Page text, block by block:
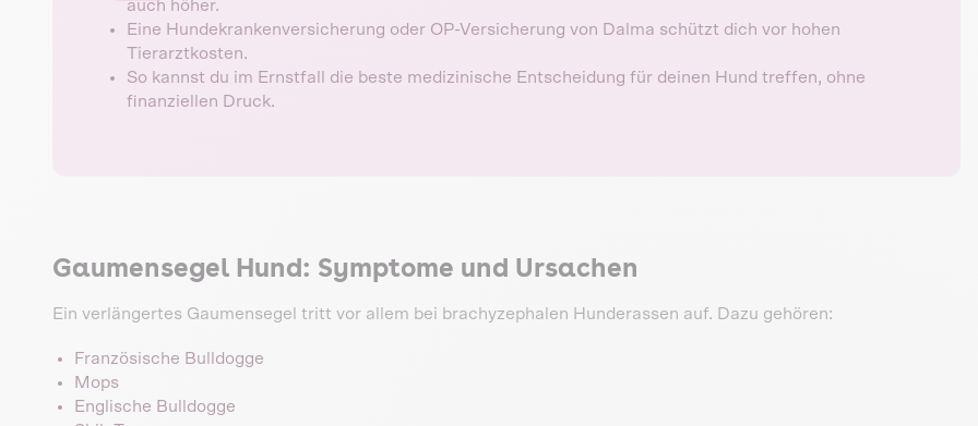
auch höher.
Eine Hundekrankenversicherung oder OP-Versicherung von Dalma schützt dich vor hohen
Tierarztkosten.
So kannst du im Ernstfall die beste medizinische Entscheidung für deinen Hund treffen, ohne
finanziellen Druck.
Gaumensegel Hund: Symptome und Ursachen
Ein verlängertes Gaumensegel tritt vor allem bei brachyzephalen Hunderassen auf. Dazu gehören:
Französische Bulldogge
Mops
Englische Bulldogge